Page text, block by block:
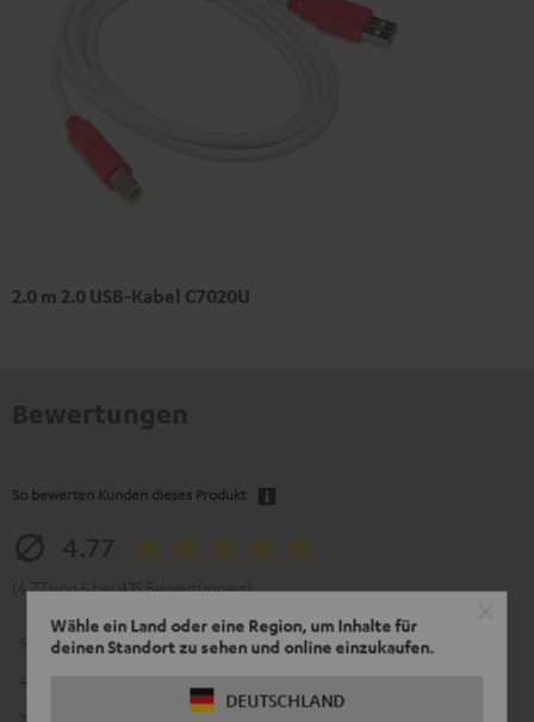
Wähle ein Land oder eine Region, um Inhalte für
deinen Standort zu sehen und online einzukaufen.
DEUTSCHLAND
2.0 m 2.0 USB-Kabel C7020U
So bewerten Kunden dieses Produkt
(4.77 von 5 bei 435 Bewertungen)
341